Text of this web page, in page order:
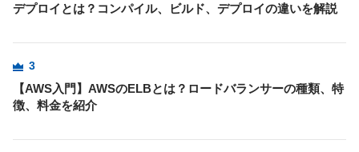
デプロイとは？コンパイル、ビルド、デプロイの違いを解説
3
【AWS入門】AWSのELBとは？ロードバランサーの種類、特
徴、料金を紹介